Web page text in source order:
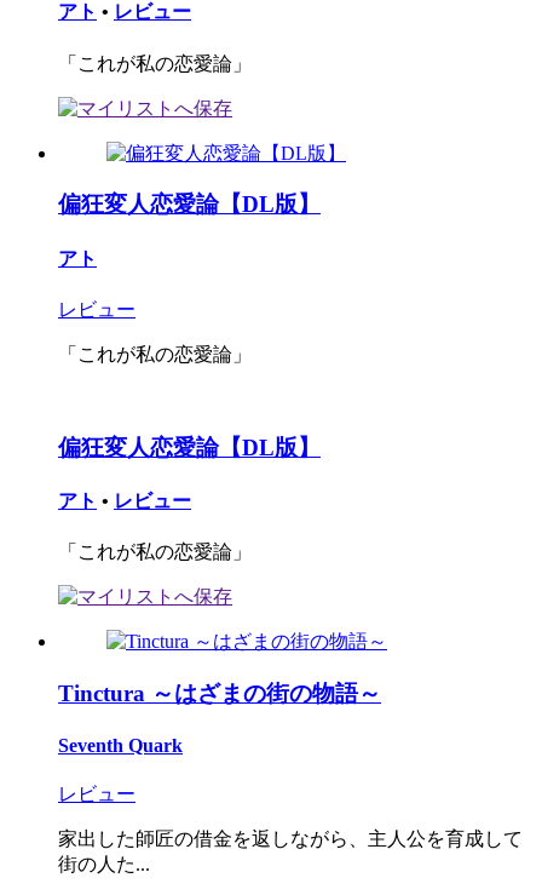
アト • レビュー
「これが私の恋愛論」
偏狂変人恋愛論【DL版】
アト
レビュー
「これが私の恋愛論」
偏狂変人恋愛論【DL版】
アト • レビュー
「これが私の恋愛論」
Tinctura ～はざまの街の物語～
Seventh Quark
レビュー
家出した師匠の借金を返しながら、主人公を育成して
街の人た...